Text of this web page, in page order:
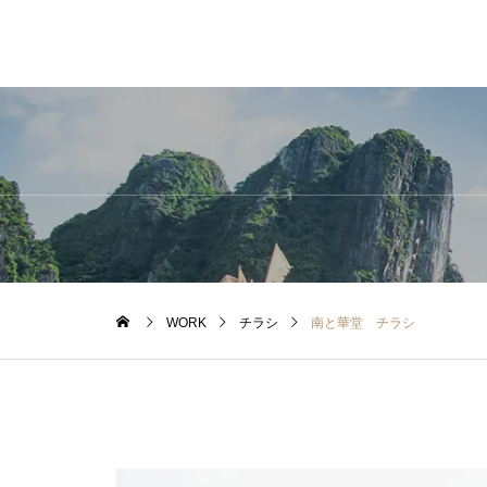
WORK チラシ 南と華堂 チラシ